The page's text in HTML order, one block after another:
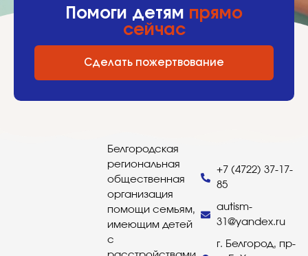
Помоги детям прямо
сейчас
Сделать пожертвование
Белгородская
региональная
общественная
организация
помощи семьям,
имеющим детей
с
+7 (4722) 37-17-
85
autism-
31@yandex.ru
г. Белгород, пр-